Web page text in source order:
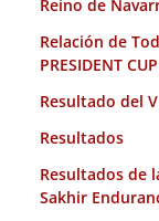
Reino de
Relación de
PRESIDENT CUP
Resultado del
Resultados
Resultados de
Sakhir